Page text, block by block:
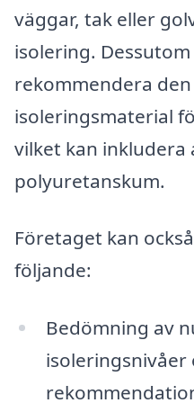
väggar, tak eller
isolering.
rekommendera
isoleringsmaterial
vilket kan
polyuretanskum.
Företaget kan
följande:
Bedömning av
isoleringsnivåer